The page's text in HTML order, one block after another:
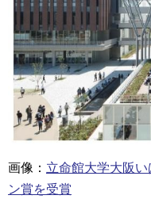
画像： 立命館大学大阪
ン賞を受賞